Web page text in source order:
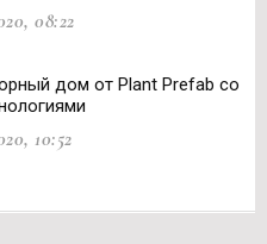
08:22
дом от Plant Prefab со
10:52